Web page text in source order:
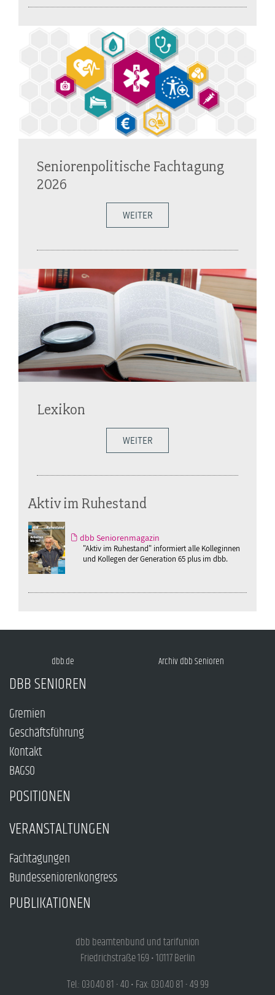
Seniorenpolitische Fachtagung
2026
WEITER
Lexikon
WEITER
Aktiv im Ruhestand
dbb Seniorenmagazin
"Aktiv im Ruhestand" informiert alle Kolleginnen
und Kollegen der Generation 65 plus im dbb.
dbb.de Archiv dbb Senioren
DBB SENIOREN
Gremien
Geschäftsführung
Kontakt
BAGSO
POSITIONEN
VERANSTALTUNGEN
Fachtagungen
Bundesseniorenkongress
PUBLIKATIONEN
dbb beamtenbund und tarifunion
Friedrichstraße 169 • 10117 Berlin
Tel.: 030.40 81 - 40 • Fax: 030.40 81 - 49 99